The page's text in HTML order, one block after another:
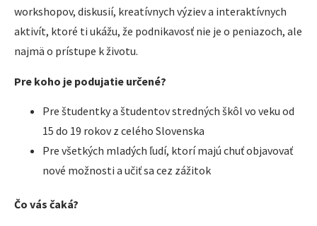
workshopov, diskusií, kreatívnych výziev a interaktívnych
aktivít, ktoré ti ukážu, že podnikavosť nie je o peniazoch, ale
najmä o prístupe k životu.
Pre koho je podujatie určené?
Pre študentky a študentov stredných škôl vo veku od
15 do 19 rokov z celého Slovenska
Pre všetkých mladých ľudí, ktorí majú chuť objavovať
nové možnosti a učiť sa cez zážitok
Čo vás čaká?